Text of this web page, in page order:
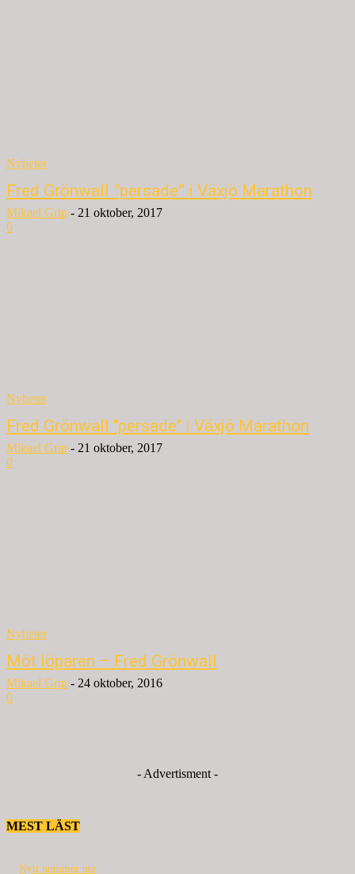
Nyheter
Fred Grönwall ”persade” i Växjö Marathon
Mikael Grip - 21 oktober, 2017
0
Nyheter
Fred Grönwall "persade" i Växjö Marathon
Mikael Grip - 21 oktober, 2017
0
Nyheter
Möt löparen – Fred Grönwall
Mikael Grip - 24 oktober, 2016
0
- Advertisment -
MEST LÄST
Nytt nummer ute